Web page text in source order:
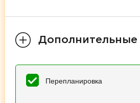
Дополнительные
Перепланировка